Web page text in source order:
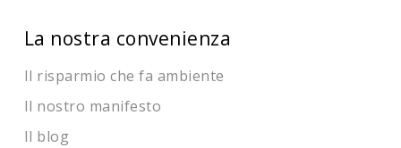
La nostra convenienza
Il risparmio che fa ambiente
Il nostro manifesto
Il blog